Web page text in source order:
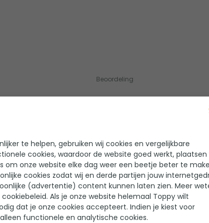
Beoordeling
Prima materiaal
Simpel maar degelijk, alléén
penaarding
te helpen, gebruiken wij cookies en vergelijkbare
cookies, waardoor de website goed werkt, plaatsen
om onze website elke dag weer een beetje beter te
cookies zodat wij en derde partijen jouw
(advertentie) content kunnen laten zien. Meer
Als je onze website helemaal Toppy wilt
dat je onze cookies accepteert. Indien je kiest voor
functionele en analytische cookies.